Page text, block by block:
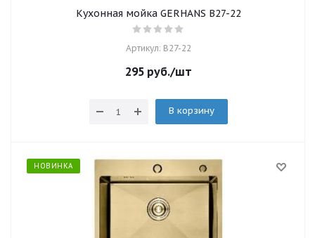
Кухонная мойка GERHANS B27-22
Артикул: B27-22
295руб./шт
В корзину
НОВИНКА